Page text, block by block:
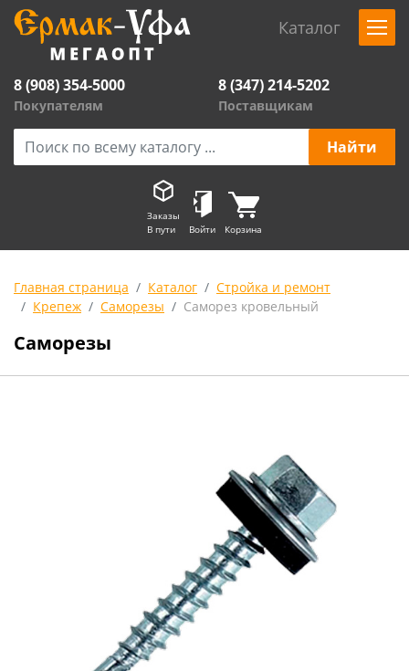
Каталог
8 (908) 354-5000
Покупателям
8 (347) 214-5202
Поставщикам
Заказы
В пути
Войти Корзина
Главная страница Каталог
Стройка и ремонт
Крепеж
Саморезы Саморез кровельный
Саморезы